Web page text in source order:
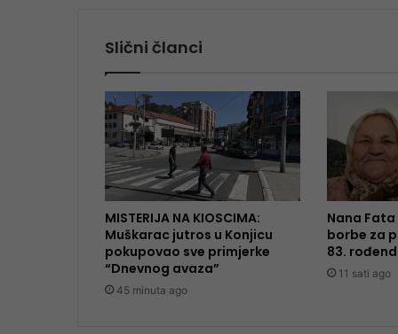
Slični članci
MISTERIJA NA KIOSCIMA:
Muškarac jutros u Konjicu
pokupovao sve primjerke
“Dnevnog avaza”
45 minuta ago
Nana
borbe za
83.
11 sati ago